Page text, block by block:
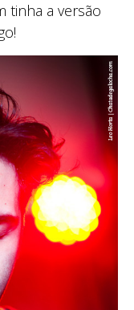
tinha a versão